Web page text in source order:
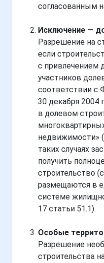
согласованным
Исключение —
Разрешение на
если
с привлечением
участников
соответствии с
30 декабря 2004
в долевом
недвижимости»
таких случаях
получить
строительство
размещаются в
системе
17 статьи 51.1).
Особые
Разрешение
строительства